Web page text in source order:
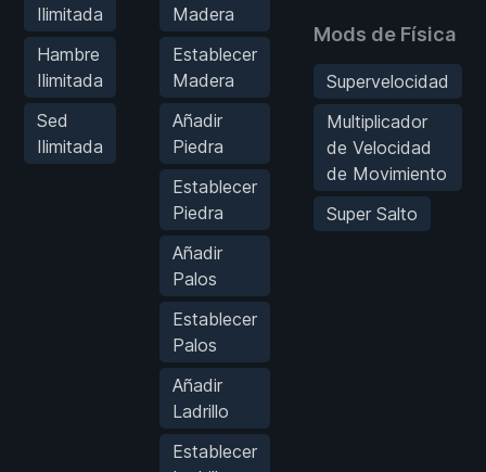
Ilimitada
Hambre
Ilimitada
Sed
Ilimitada
Madera
Establecer
Madera
Añadir
Piedra
Establecer
Piedra
Añadir
Palos
Establecer
Palos
Añadir
Ladrillo
Establecer
Mods de Física
Supervelocidad
Multiplicador
de Velocidad
de Movimiento
Super Salto